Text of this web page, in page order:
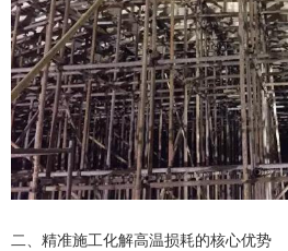
二、精准施工化解高温损耗的核心优势